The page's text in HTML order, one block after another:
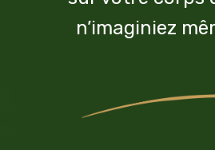
n’imaginiez